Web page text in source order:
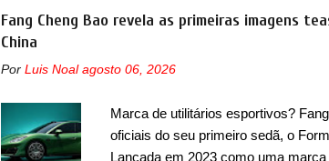
traseira, que vão atualizá-los para
ainda sem motivos para que essa
percebe que o sedã contará com
passando logo abaixo do logotipo e
placa novo abaixo do vinco e uma
Fang Cheng Bao revela as primeiras imagens
China
Por Luis Noal agosto 06, 2026
Marca de utilitários esportivos?
oficiais do seu primeiro sedã, o
Lançada em 2023 como uma